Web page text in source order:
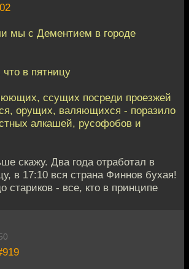
мы с Дементием в городе
что в пятницу
ссущих посреди проезжей
орущих, валяющихся - поразило
алкашей, русофобов и
скажу. Два года отработал в
в 17:10 вся страна Финнов бухая!
стариков - все, кто в принципе